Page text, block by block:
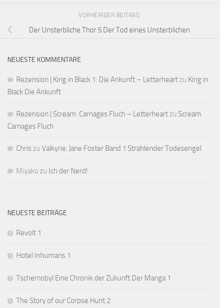
VORHERIGER BEITRAG
Der Unsterbliche Thor 5 Der Tod eines Unsterblichen
NEUESTE KOMMENTARE
Rezension | King in Black 1: Die Ankunft – Letterheartzu King in
Black Die Ankunft
Rezension | Scream: Carnages Fluch – Letterheartzu Scream
Carnages Fluch
Chriszu Valkyrie: Jane Foster Band 1 Strahlender Todesengel
Miyako zu Ich der Nerd!
NEUESTE BEITRÄGE
Revolt 1
Hotel Inhumans 1
Tschernobyl Eine Chronik der Zukunft Der Manga 1
The Story of our Corpse Hunt 2